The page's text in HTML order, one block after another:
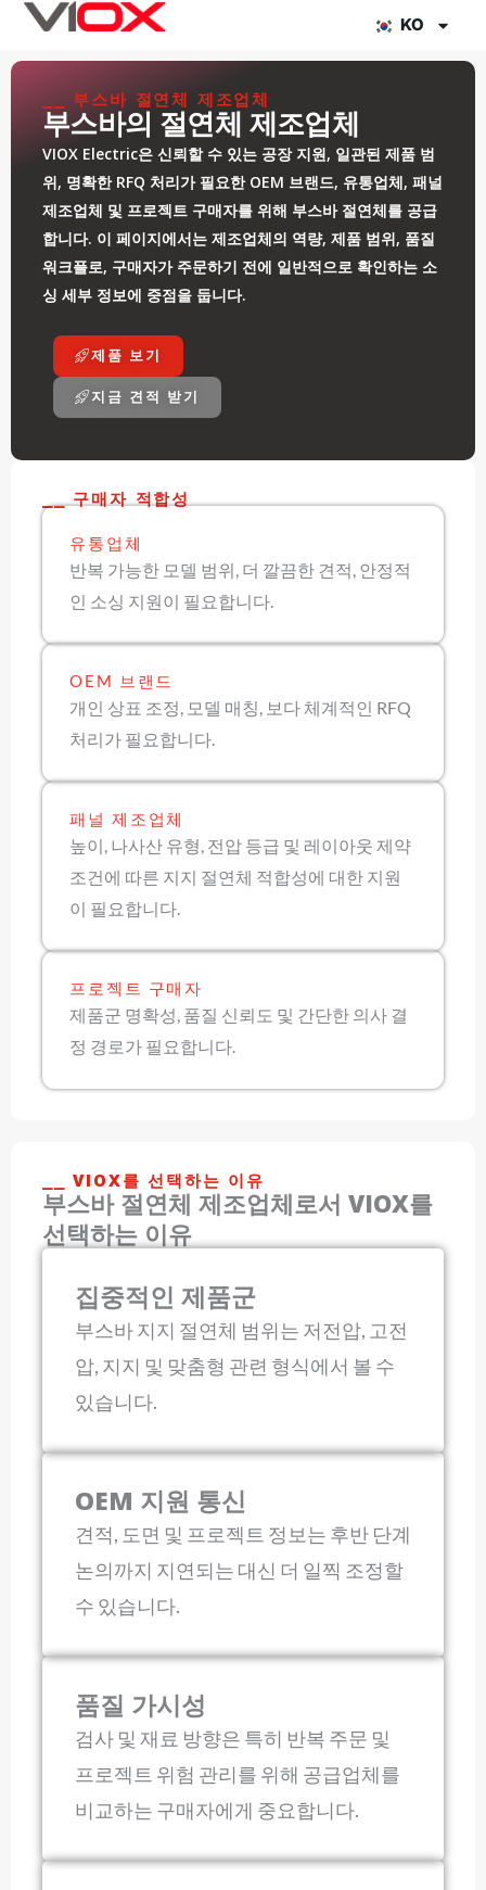
츠
KO
⎯⎯ 부스바 절연체 제조업체
부스바의 절연체 제조업체
VIOX Electric은 신뢰할 수 있는 공장 지원, 일관된 제품 범
위, 명확한 RFQ 처리가 필요한 OEM 브랜드, 유통업체, 패널
제조업체 및 프로젝트 구매자를 위해 부스바 절연체를 공급
합니다. 이 페이지에서는 제조업체의 역량, 제품 범위, 품질
워크플로, 구매자가 주문하기 전에 일반적으로 확인하는 소
싱 세부 정보에 중점을 둡니다.
제품 보기
지금 견적 받기
⎯⎯ 구매자 적합성
유통업체
반복 가능한 모델 범위, 더 깔끔한 견적, 안정적
인 소싱 지원이 필요합니다.
OEM 브랜드
개인 상표 조정, 모델 매칭, 보다 체계적인 RFQ
처리가 필요합니다.
패널 제조업체
높이, 나사산 유형, 전압 등급 및 레이아웃 제약
조건에 따른 지지 절연체 적합성에 대한 지원
이 필요합니다.
프로젝트 구매자
제품군 명확성, 품질 신뢰도 및 간단한 의사 결
정 경로가 필요합니다.
⎯⎯ VIOX를 선택하는 이유
부스바 절연체 제조업체로서 VIOX를
선택하는 이유
집중적인 제품군
부스바 지지 절연체 범위는 저전압, 고전
압, 지지 및 맞춤형 관련 형식에서 볼 수
있습니다.
OEM 지원 통신
견적, 도면 및 프로젝트 정보는 후반 단계
논의까지 지연되는 대신 더 일찍 조정할
수 있습니다.
품질 가시성
검사 및 재료 방향은 특히 반복 주문 및
프로젝트 위험 관리를 위해 공급업체를
비교하는 구매자에게 중요합니다.